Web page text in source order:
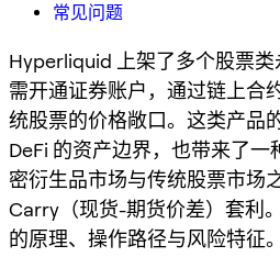
常见问题
Hyperliquid 上架了多个股票
需开通证券账户，通过链上合
统股票的价格敞口。这类产品
DeFi 的资产边界，也带来了一
密衍生品市场与传统股票市场
Carry（现货-期货价差）套利
的原理、操作路径与风险特征。